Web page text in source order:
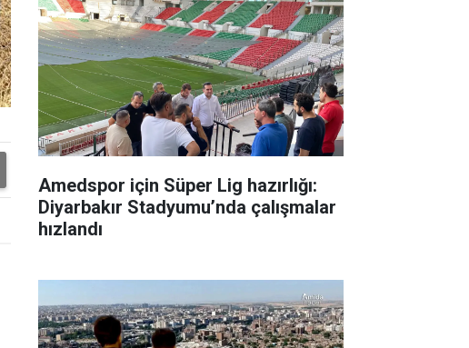
Amedspor için Süper Lig hazırlığı:
Diyarbakır Stadyumu’nda çalışmalar
hızlandı